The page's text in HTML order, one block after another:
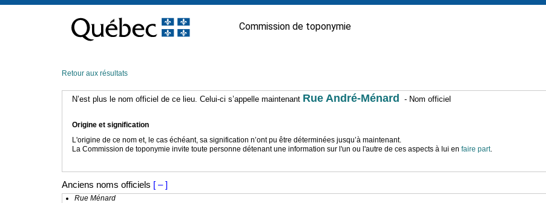
contenu
Commission de toponymie
Retour aux résultats
N’est plus le nom officiel de ce lieu. Celui-ci s’appelle maintenant Rue André-Ménard - Nom officiel
Origine et signification
L'origine de ce nom et, le cas échéant, sa signification n’ont pu être déterminées jusqu’à maintenant.
La Commission de toponymie invite toute personne détenant une information sur l'un ou l'autre de ces aspects à lui en faire part.
Anciens noms officiels [ – ]
Rue Ménard